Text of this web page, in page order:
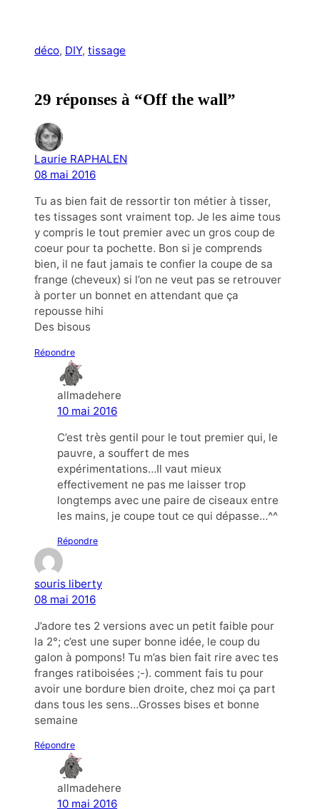
déco, DIY, tissage
29 réponses à “Off the wall”
Laurie RAPHALEN
08 mai 2016
Tu as bien fait de ressortir ton métier à tisser,
tes tissages sont vraiment top. Je les aime tous
y compris le tout premier avec un gros coup de
coeur pour ta pochette. Bon si je comprends
bien, il ne faut jamais te confier la coupe de sa
frange (cheveux) si l’on ne veut pas se retrouver
à porter un bonnet en attendant que ça
repousse hihi
Des bisous
Répondre
allmadehere
10 mai 2016
C’est très gentil pour le tout premier qui, le
pauvre, a souffert de mes
expérimentations…Il vaut mieux
effectivement ne pas me laisser trop
longtemps avec une paire de ciseaux entre
les mains, je coupe tout ce qui dépasse…^^
Répondre
souris liberty
08 mai 2016
J’adore tes 2 versions avec un petit faible pour
la 2°; c’est une super bonne idée, le coup du
galon à pompons! Tu m’as bien fait rire avec tes
franges ratiboisées ;-). comment fais tu pour
avoir une bordure bien droite, chez moi ça part
dans tous les sens…Grosses bises et bonne
semaine
Répondre
allmadehere
10 mai 2016